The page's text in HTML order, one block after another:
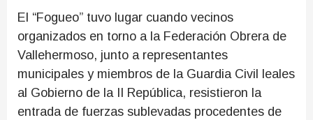
El “Fogueo” tuvo lugar cuando vecinos
organizados en torno a la Federación Obrera de
Vallehermoso, junto a representantes
municipales y miembros de la Guardia Civil leales
al Gobierno de la II República, resistieron la
entrada de fuerzas sublevadas procedentes de